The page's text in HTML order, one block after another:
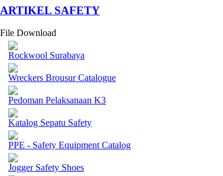
­ARTIKEL SAFETY
File Download
Rockwool Surabaya
Wreckers Brousur Catalogue
Pedoman Pelaksanaan K3
Katalog Sepatu Safety
PPE - Safety Equipment Catalog
Jogger Safety Shoes